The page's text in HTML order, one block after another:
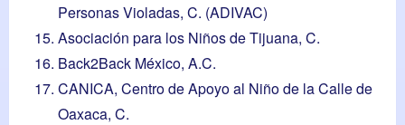
Personas Violadas, C. (ADIVAC)
Asociación para los Niños de Tijuana, C.
Back2Back México, A.C.
CANICA, Centro de Apoyo al Niño de la Calle de
Oaxaca, C.